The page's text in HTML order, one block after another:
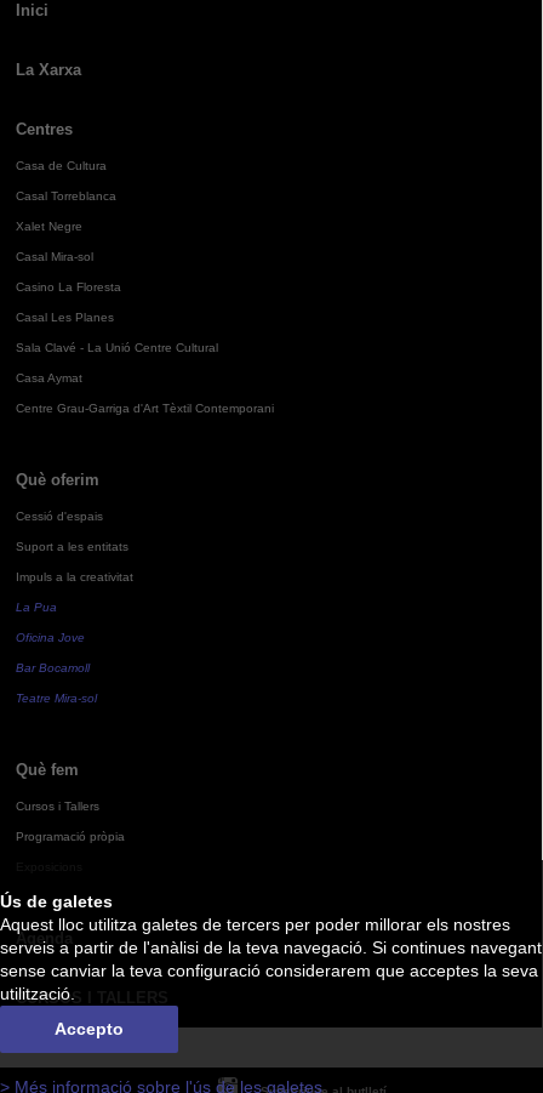
Ús de galetes
Aquest lloc utilitza galetes de tercers per poder millorar els nostres
serveis a partir de l'anàlisi de la teva navegació. Si continues navegant
sense canviar la teva configuració considerarem que acceptes la seva
utilització.
Accepto
> Més informació sobre l'ús de les galetes
Inici
La Xarxa
Centres
Casa de Cultura
Casal Torreblanca
Xalet Negre
Casal Mira-sol
Casino La Floresta
Casal Les Planes
Sala Clavé - La Unió Centre Cultural
Casa Aymat
Centre Grau-Garriga d'Art Tèxtil Contemporani
Què oferim
Cessió d'espais
Suport a les entitats
Impuls a la creativitat
La Pua
Oficina Jove
Bar Bocamoll
Teatre Mira-sol
Què fem
Cursos i Tallers
Programació pròpia
Agenda
CURSOS I TALLERS